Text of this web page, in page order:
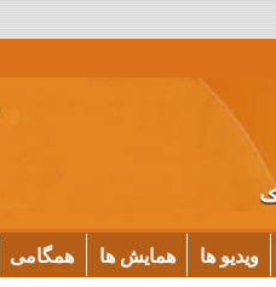
ویدیو ها همایش ها همگامی